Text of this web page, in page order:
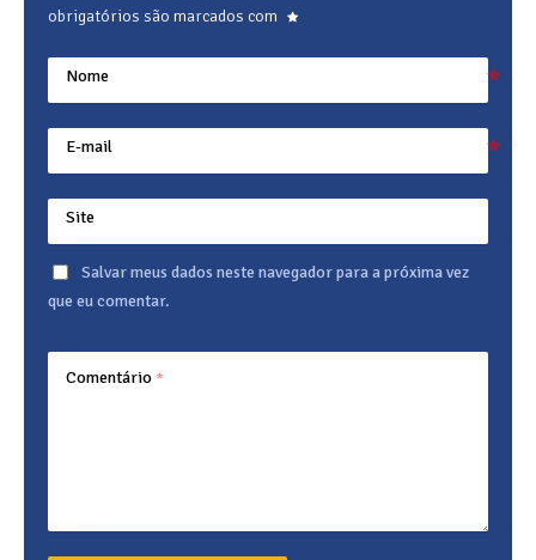
obrigatórios são marcados com
Nome
E-mail
Site
Salvar meus dados neste navegador para a próxima vez
que eu comentar.
Comentário *